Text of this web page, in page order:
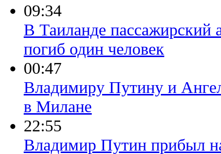
09:34
В Таиланде пассажирский
погиб один человек
00:47
Владимиру Путину и
в Милане
22:55
Владимир Путин прибыл